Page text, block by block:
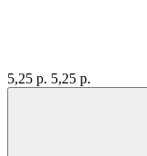
5,25 р. 5,25 р.